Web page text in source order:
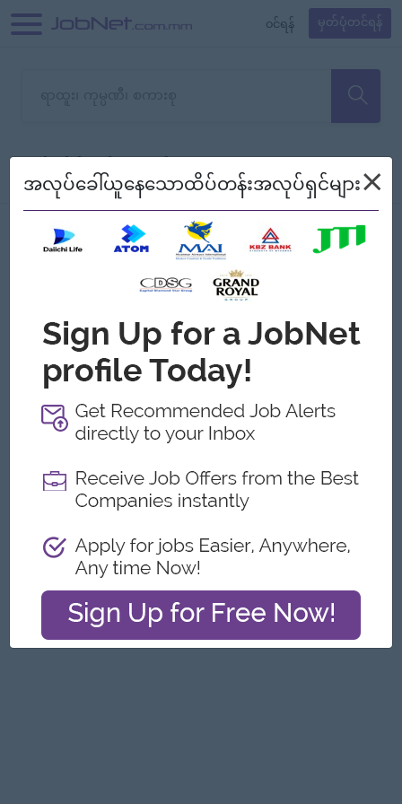
၀င်ရန် မှတ်ပုံတင်ရန်
သော အလုပ်မရှိသေးပါ။
စစ်ရန် စဉ်၍ကြည့်မည်
Myanmar
အလုပ်ခေါ်ယူနေသောထိပ်တန်းအလုပ်ရှင်များ×